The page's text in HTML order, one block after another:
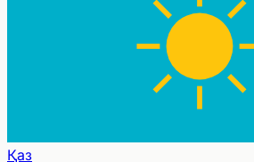
Қаз